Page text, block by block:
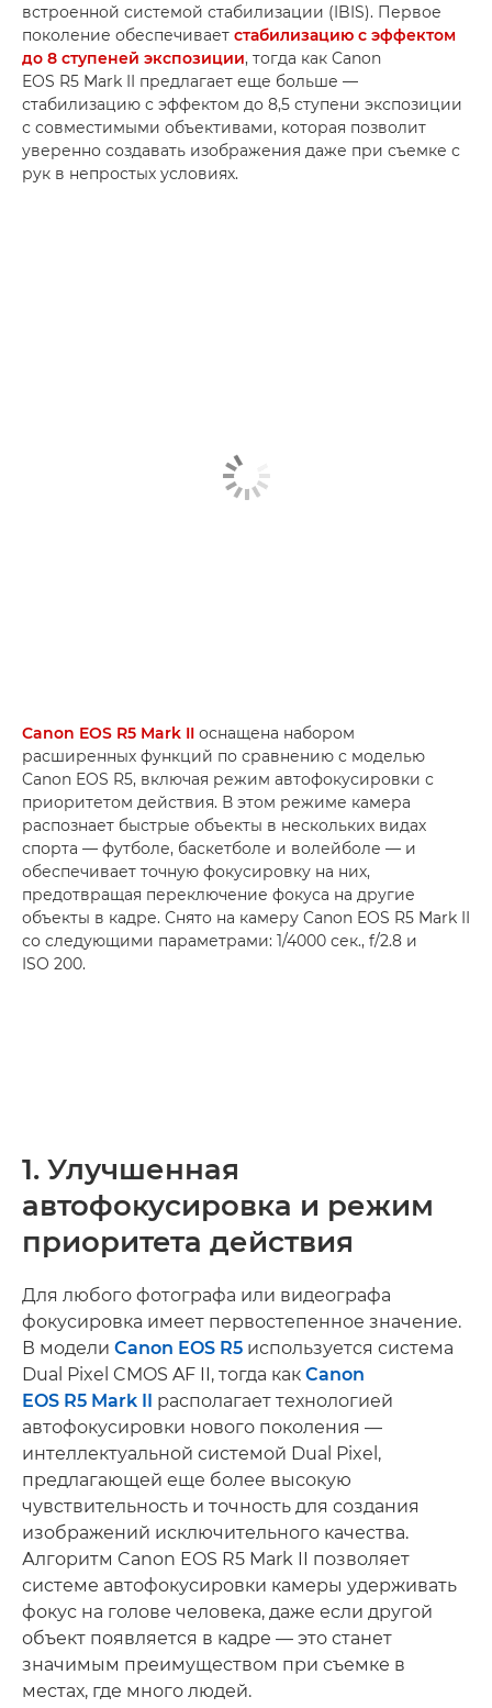
встроенной системой стабилизации (IBIS). Первое
поколение обеспечивает стабилизацию с эффектом
до 8 ступеней экспозиции, тогда как Canon
EOS R5 Mark II предлагает еще больше —
стабилизацию с эффектом до 8,5 ступени экспозиции
с совместимыми объективами, которая позволит
уверенно создавать изображения даже при съемке с
рук в непростых условиях.
Canon EOS R5 Mark II оснащена набором
расширенных функций по сравнению с моделью
Canon EOS R5, включая режим автофокусировки с
приоритетом действия. В этом режиме камера
распознает быстрые объекты в нескольких видах
спорта — футболе, баскетболе и волейболе — и
обеспечивает точную фокусировку на них,
предотвращая переключение фокуса на другие
объекты в кадре. Снято на камеру Canon EOS R5 Mark II
со следующими параметрами: 1/4000 сек., f/2.8 и
ISO 200.
1. Улучшенная
автофокусировка и режим
приоритета действия
Для любого фотографа или видеографа
фокусировка имеет первостепенное значение.
В модели Canon EOS R5 используется система
Dual Pixel CMOS AF II, тогда как Canon
EOS R5 Mark II располагает технологией
автофокусировки нового поколения —
интеллектуальной системой Dual Pixel,
предлагающей еще более высокую
чувствительность и точность для создания
изображений исключительного качества.
Алгоритм Canon EOS R5 Mark II позволяет
системе автофокусировки камеры удерживать
фокус на голове человека, даже если другой
объект появляется в кадре — это станет
значимым преимуществом при съемке в
местах, где много людей.